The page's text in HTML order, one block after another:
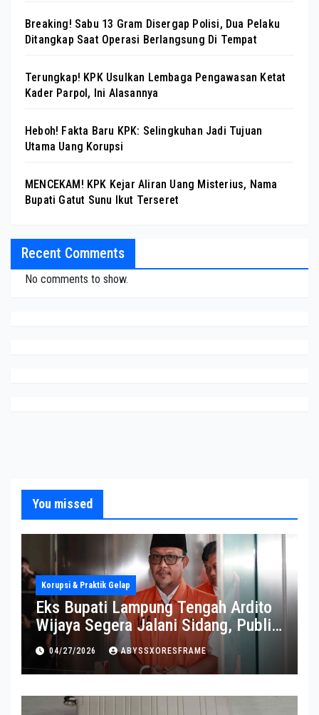
Breaking! Sabu 13 Gram Disergap Polisi, Dua Pelaku
Ditangkap Saat Operasi Berlangsung Di Tempat
Terungkap! KPK Usulkan Lembaga Pengawasan Ketat
Kader Parpol, Ini Alasannya
Heboh! Fakta Baru KPK: Selingkuhan Jadi Tujuan
Utama Uang Korupsi
MENCEKAM! KPK Kejar Aliran Uang Misterius, Nama
Bupati Gatut Sunu Ikut Terseret
Recent Comments
No comments to show.
You missed
Korupsi & Praktik Gelap
Eks Bupati Lampung Tengah Ardito
Wijaya Segera Jalani Sidang, Publik
Soroti Perkembangannya
04/27/2026 ABYSSXORESFRAME